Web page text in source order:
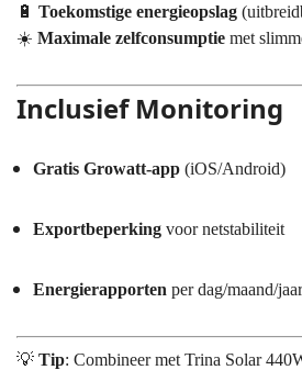
🔋 Toekomstige energieopslag
☀️ Maximale zelfconsumptie met
Inclusief Monitoring
Gratis Growatt-app (iOS/Android)
Exportbeperking voor netstabiliteit
Energierapporten per dag/maand/jaar
💡 Tip: Combineer met Trina Solar